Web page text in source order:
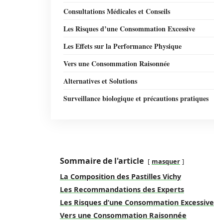
Consultations Médicales et Conseils
Les Risques d’une Consommation Excessive
Les Effets sur la Performance Physique
Vers une Consommation Raisonnée
Alternatives et Solutions
Surveillance biologique et précautions pratiques
Sommaire de l'article masquer
La Composition des Pastilles Vichy
Les Recommandations des Experts
Les Risques d’une Consommation Excessive
Vers une Consommation Raisonnée